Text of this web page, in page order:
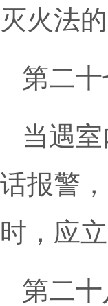
灭火法的
第二
当遇
话报警
时，应
第二